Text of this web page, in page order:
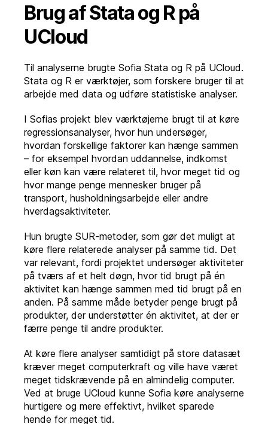
Brug af Stata og R på
UCloud
Til analyserne brugte Sofia Stata og R på UCloud.
Stata og R er værktøjer, som forskere bruger til at
arbejde med data og udføre statistiske analyser.
I Sofias projekt blev værktøjerne brugt til at køre
regressionsanalyser, hvor hun undersøger,
hvordan forskellige faktorer kan hænge sammen
– for eksempel hvordan uddannelse, indkomst
eller køn kan være relateret til, hvor meget tid og
hvor mange penge mennesker bruger på
transport, husholdningsarbejde eller andre
hverdagsaktiviteter.
Hun brugte SUR-metoder, som gør det muligt at
køre flere relaterede analyser på samme tid. Det
var relevant, fordi projektet undersøger aktiviteter
på tværs af et helt døgn, hvor tid brugt på én
aktivitet kan hænge sammen med tid brugt på en
anden. På samme måde betyder penge brugt på
produkter, der understøtter én aktivitet, at der er
færre penge til andre produkter.
At køre flere analyser samtidigt på store datasæt
kræver meget computerkraft og ville have været
meget tidskrævende på en almindelig computer.
Ved at bruge UCloud kunne Sofia køre analyserne
hurtigere og mere effektivt, hvilket sparede
hende for meget tid.